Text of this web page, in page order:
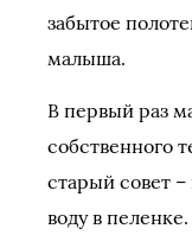
забытое
малыша.
В первый раз
собственного
старый совет –
воду в